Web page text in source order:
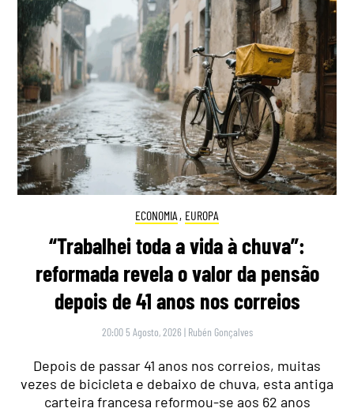
ECONOMIA , EUROPA
“Trabalhei toda a vida à chuva”:
reformada revela o valor da pensão
depois de 41 anos nos correios
20:00 5 Agosto, 2026 | Rubén Gonçalves
Depois de passar 41 anos nos correios, muitas
vezes de bicicleta e debaixo de chuva, esta antiga
carteira francesa reformou-se aos 62 anos